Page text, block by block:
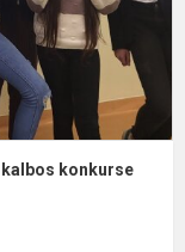
kalbos konkurse